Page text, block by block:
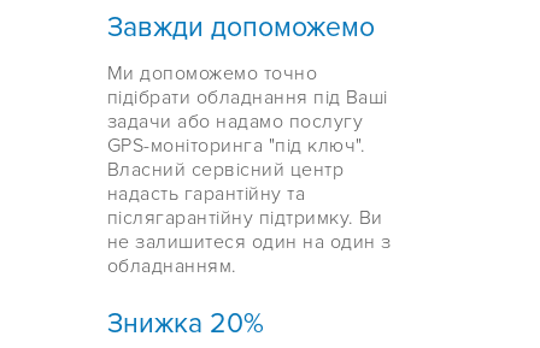
Завжди допоможемо
Ми допоможемо точно
підібрати обладнання під Ваші
задачи або надамо послугу
GPS-моніторинга "під ключ".
Власний сервісний центр
надасть гарантійну та
післягарантійну підтримку. Ви
не залишитеся один на один з
обладнанням.
Знижка 20%